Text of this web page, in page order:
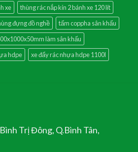
xe
thùng rác nắp kín 2 bánh xe 120 lít
đựng đồ nghề
tấm coppha sân khấu
làm sân khấu
hdpe
xe đẩy rác nhựa hdpe 1100l
Trị Đông, Q.Bình Tân,